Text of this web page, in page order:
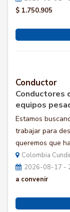
$ 1.750.905
Conductor
Conductores
equipos
Estamos
trabajar para
queremos que
Colombia
2026-08-17 -
a convenir